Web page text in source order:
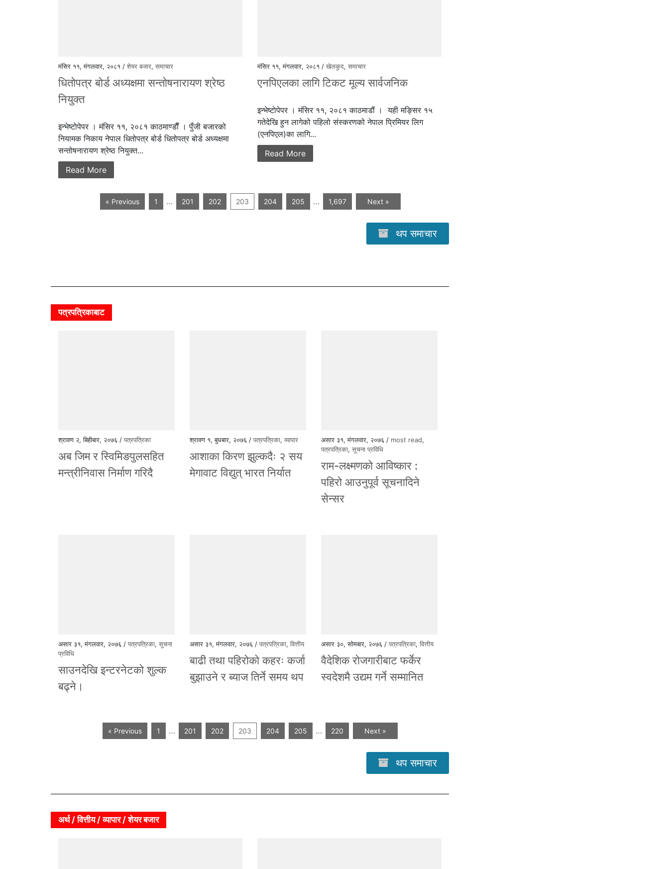
मंसिर ११, मंगलवार, २०८१ / शेयर बजार, समाचार
धितोपत्र बोर्ड अध्यक्षमा सन्तोषनारायण श्रेष्ठ
नियुक्त
इन्भेष्टाेपेपर । मंसिर ११, २०८१ काठमाण्डाैँ । पुँजी बजारको
नियामक निकाय नेपाल धितोपत्र बोर्ड धितोपत्र बोर्ड अध्यक्षमा
सन्तोषनारायण श्रेष्ठ नियुक्त...
Read More
मंसिर ११, मंगलवार, २०८१ / खेलकुद, समाचार
एनपिएलका लागि टिकट मूल्य सार्वजनिक
इन्भेष्टाेपेपर । मंसिर ११, २०८१ काठमाडौं । यही मङ्सिर १५
गतेदेखि हुन लागेको पहिलो संस्करणको नेपाल प्रिमियर लिग
(एनपिएल)का लागि...
Read More
« Previous 1 … 201 202 203 204 205 … 1,697 Next »
थप समाचार
पत्रपत्रिकाबाट
श्रावण २, बिहीबार, २०७६ / पत्रपत्रिका
अब जिम र स्विमिङपुलसहित
मन्त्रीनिवास निर्माण गरिदै
श्रावण १, बुधबार, २०७६ / पत्रपत्रिका, व्यापार
आशाका किरण झुल्कदैः २ सय
मेगावाट विद्युत् भारत निर्यात
असार ३१, मंगलवार, २०७६ / most read,
पत्रपत्रिका, सूचना प्रविधि
राम-लक्ष्मणकाे आविष्कार :
पहिरो आउनुपूर्व सूचनादिने
सेन्सर
असार ३१, मंगलवार, २०७६ / पत्रपत्रिका, सूचना
प्रविधि
साउनदेखि इन्टरनेटको शुल्क
बढ्ने।
असार ३१, मंगलवार, २०७६ / पत्रपत्रिका, वित्तीय
बाढी तथा पहिरोकाे कहरः कर्जा
बुझाउने र ब्याज तिर्ने समय थप
असार ३०, सोमबार, २०७६ / पत्रपत्रिका, वित्तीय
वैदेशिक रोजगारीबाट फर्केर
स्वदेशमै उद्यम गर्ने सम्मानित
« Previous 1 … 201 202 203 204 205 … 220 Next »
थप समाचार
अर्थ / वित्तीय / व्यापार / शेयर बजार